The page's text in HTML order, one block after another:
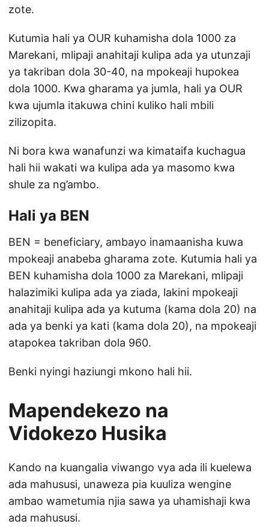
zote.
Kutumia hali ya OUR kuhamisha dola 1000 za
Marekani, mlipaji anahitaji kulipa ada ya utunzaji
ya takriban dola 30-40, na mpokeaji hupokea
dola 1000. Kwa gharama ya jumla, hali ya OUR
kwa ujumla itakuwa chini kuliko hali mbili
zilizopita.
Ni bora kwa wanafunzi wa kimataifa kuchagua
hali hii wakati wa kulipa ada ya masomo kwa
shule za ng’ambo.
Hali ya BEN
BEN = beneficiary, ambayo inamaanisha kuwa
mpokeaji anabeba gharama zote. Kutumia hali ya
BEN kuhamisha dola 1000 za Marekani, mlipaji
halazimiki kulipa ada ya ziada, lakini mpokeaji
anahitaji kulipa ada ya kutuma (kama dola 20) na
ada ya benki ya kati (kama dola 20), na mpokeaji
atapokea takriban dola 960.
Benki nyingi haziungi mkono hali hii.
Mapendekezo na
Vidokezo Husika
Kando na kuangalia viwango vya ada ili kuelewa
ada mahususi, unaweza pia kuuliza wengine
ambao wametumia njia sawa ya uhamishaji kwa
ada mahususi.